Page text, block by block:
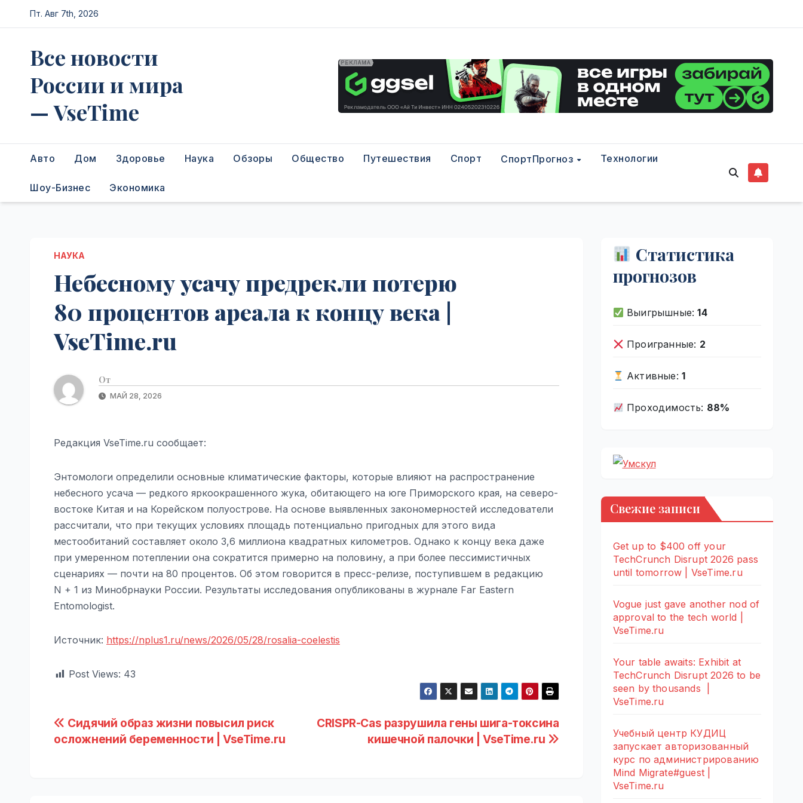
Перейти
к
Пт. Авг 7th, 2026
Все новости
России и мира
— VseTime
Авто Дом Здоровье Наука Обзоры Общество Путешествия Спорт СпортПрогноз Технологии
Шоу-Бизнес Экономика
НАУКА
Небесному усачу предрекли потерю
80 процентов ареала к концу века |
VseTime.ru
От
МАЙ 28, 2026
Редакция VseTime.ru сообщает:
Энтомологи определили основные климатические факторы, которые влияют на распространение
небесного усача — редкого яркоокрашенного жука, обитающего на юге Приморского края, на северо-
востоке Китая и на Корейском полуострове. На основе выявленных закономерностей исследователи
рассчитали, что при текущих условиях площадь потенциально пригодных для этого вида
местообитаний составляет около 3,6 миллиона квадратных километров. Однако к концу века даже
при умеренном потеплении она сократится примерно на половину, а при более пессимистичных
сценариях — почти на 80 процентов. Об этом говорится в пресс-релизе, поступившем в редакцию
N + 1 из Минобрнауки России. Результаты исследования опубликованы в журнале Far Eastern
Entomologist.
Источник: https://nplus1.ru/news/2026/05/28/rosalia-coelestis
Post Views: 43
Навигация
по
CRISPR-Cas разрушила гены шига-токсина
кишечной палочки | VseTime.ru
Сидячий образ жизни повысил риск
осложнений беременности | VseTime.ru
Статистика
прогнозов
Выигрышные:14
Проигранные: 2
Активные: 1
Проходимость: 88%
Свежие записи
Get up to $400 off your
TechCrunch Disrupt 2026 pass
until tomorrow | VseTime.ru
Vogue just gave another nod of
approval to the tech world |
VseTime.ru
Your table awaits: Exhibit at
TechCrunch Disrupt 2026 to be
seen by thousands |
VseTime.ru
Учебный центр КУДИЦ
запускает авторизованный
курс по администрированию
Mind Migrate#guest |
VseTime.ru